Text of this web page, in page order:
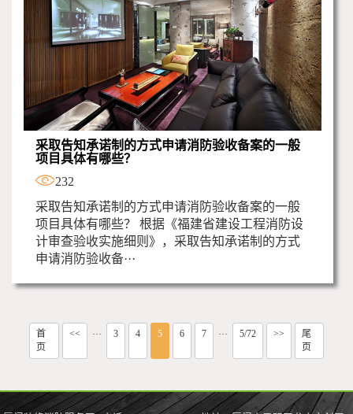
采取告知承诺制的方式申请消防验收备案的一般
项目具体有哪些？
232
采取告知承诺制的方式申请消防验收备案的一般
项目具体有哪些？ 根据《福建省建设工程消防设
计审查验收实施细则》，采取告知承诺制的方式
申请消防验收备···
首
页
<< ··· 3 4 5 6 7 ··· 5/72 >>
尾
页